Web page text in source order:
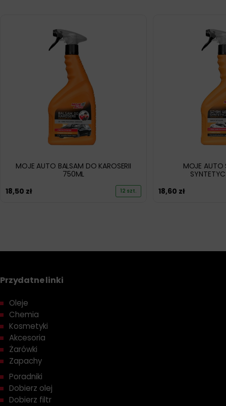
MOJE AUTO BALSAM DO KAROSERII
750ML
18,50 zł 12 szt.
MOJE AUTO
18,60 zł
Przydatne linki
Oleje
Chemia
Kosmetyki
Akcesoria
Żarówki
Zapachy
Poradniki
Dobierz olej
Dobierz filtr